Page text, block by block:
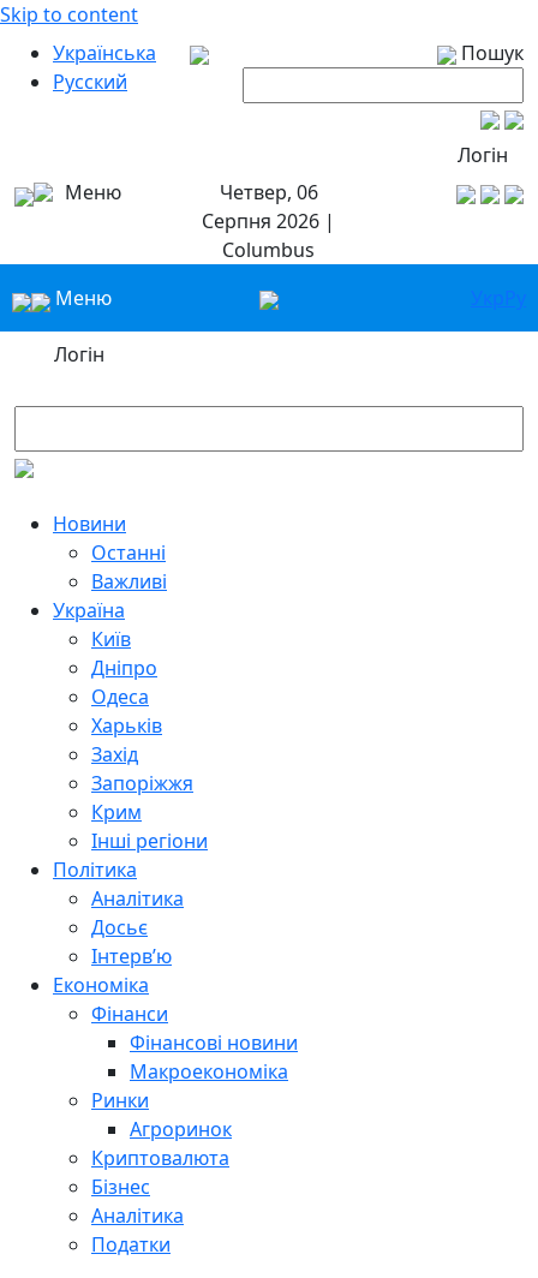
Skip to content
Українська
Русский
Пошук
Логін
Меню
Четвер, 06
Серпня 2026 |
Columbus
Меню
УкрРу
Логін
Новини
Останні
Важливі
Україна
Київ
Дніпро
Одеса
Харьків
Захід
Запоріжжя
Крим
Інші регіони
Політика
Аналітика
Досьє
Інтерв’ю
Економіка
Фінанси
Фінансові новини
Макроекономіка
Ринки
Агроринок
Криптовалюта
Бізнес
Аналітика
Податки